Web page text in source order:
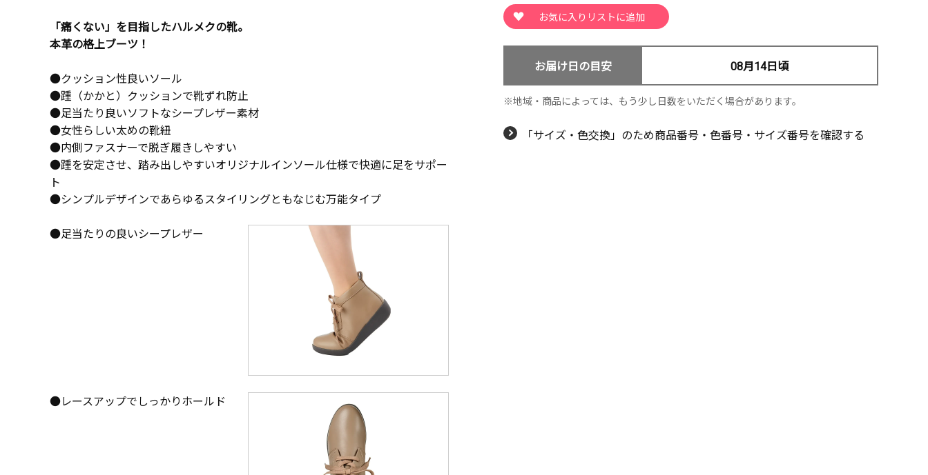
「痛くない」を目指したハルメクの靴。
本革の格上ブーツ！
●クッション性良いソール
●踵（かかと）クッションで靴ずれ防止
●足当たり良いソフトなシープレザー素材
●女性らしい太めの靴紐
●内側ファスナーで脱ぎ履きしやすい
●踵を安定させ、踏み出しやすいオリジナルインソール仕様で快適に足をサポー
ト
●シンプルデザインであらゆるスタイリングともなじむ万能タイプ
●足当たりの良いシープレザー
●レースアップでしっかりホールド
お届け日の目安 08月14日頃
地域・商品によっては、もう少し日数をいただく場合があります。
「サイズ・色交換」のため商品番号・色番号・サイズ番号を確認する